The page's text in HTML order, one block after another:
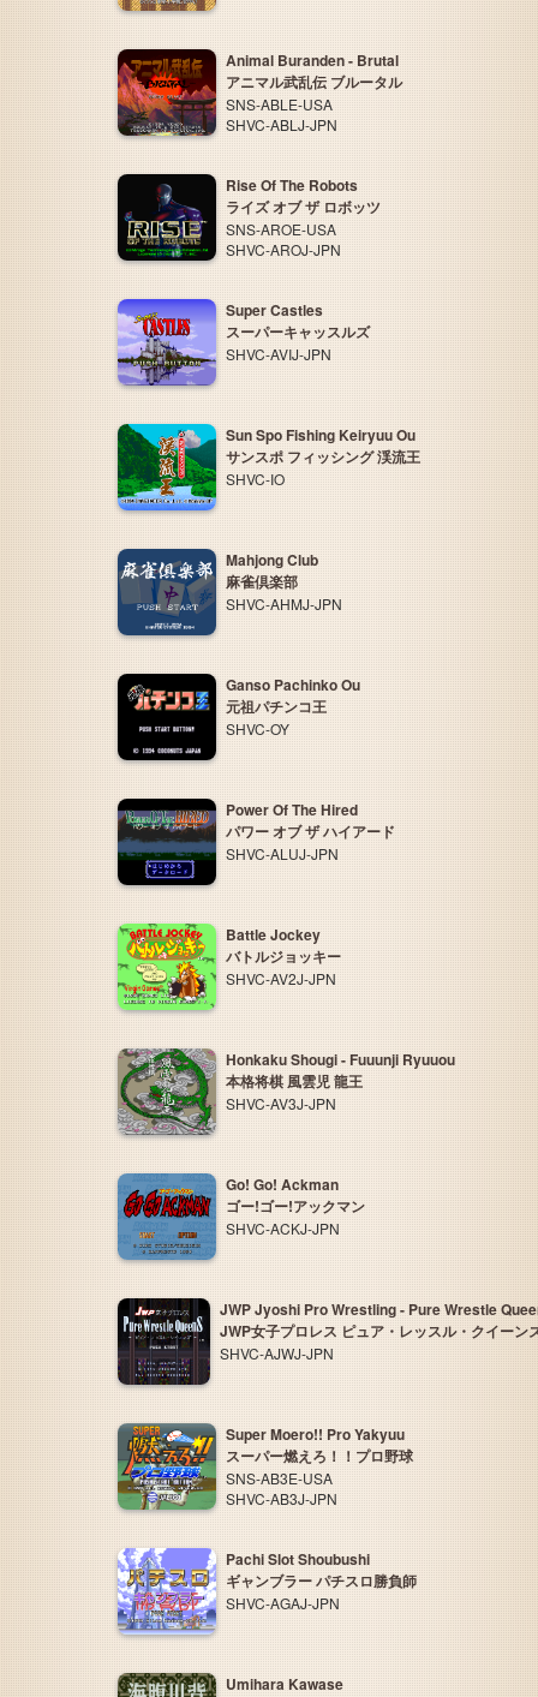
Animal Buranden - Brutal
アニマル武乱伝 ブルータル
SNS-ABLE-USA
SHVC-ABLJ-JPN
Rise Of The Robots
ライズ オブ ザ ロボッツ
SNS-AROE-USA
SHVC-AROJ-JPN
Super Castles
スーパーキャッスルズ
SHVC-AVIJ-JPN
Sun Spo Fishing Keiryuu Ou
サンスポ フィッシング 渓流王
SHVC-IO
Mahjong Club
麻雀倶楽部
SHVC-AHMJ-JPN
Ganso Pachinko Ou
元祖パチンコ王
SHVC-OY
Power Of The Hired
パワー オブ ザ ハイアード
SHVC-ALUJ-JPN
Battle Jockey
バトルジョッキー
SHVC-AV2J-JPN
Honkaku Shougi - Fuuunji Ryuuou
本格将棋 風雲児 龍王
SHVC-AV3J-JPN
Go! Go! Ackman
ゴー!ゴー!アックマン
SHVC-ACKJ-JPN
JWP Jyoshi Pro Wrestling - Pure Wrestle
JWP女子プロレス ピュア・レッスル・クイーン
SHVC-AJWJ-JPN
Super Moero!! Pro Yakyuu
スーパー燃えろ！！プロ野球
SNS-AB3E-USA
SHVC-AB3J-JPN
Pachi Slot Shoubushi
ギャンブラー パチスロ勝負師
SHVC-AGAJ-JPN
Umihara Kawase